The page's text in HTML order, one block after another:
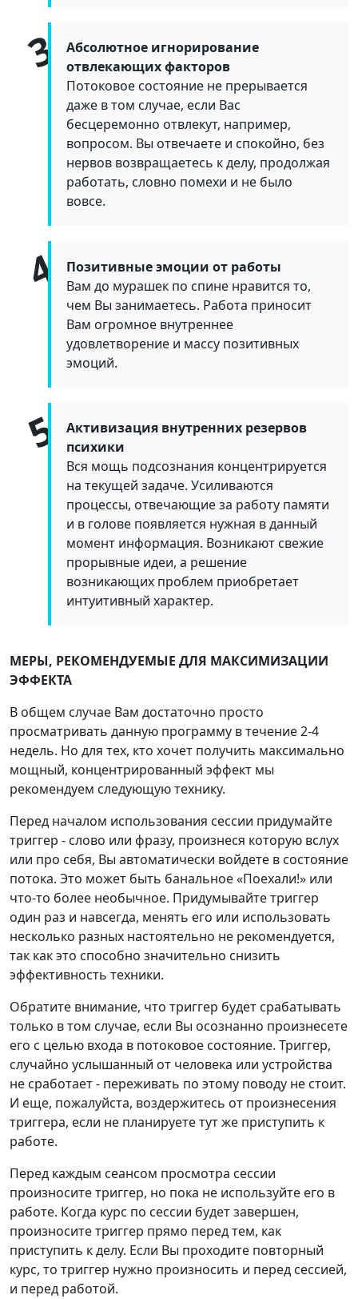
Абсолютное игнорирование
отвлекающих факторов
Потоковое состояние не прерывается
даже в том случае, если Вас
бесцеремонно отвлекут, например,
вопросом. Вы отвечаете и спокойно, без
нервов возвращаетесь к делу, продолжая
работать, словно помехи и не было
вовсе.
Позитивные эмоции от работы
Вам до мурашек по спине нравится то,
чем Вы занимаетесь. Работа приносит
Вам огромное внутреннее
удовлетворение и массу позитивных
эмоций.
Активизация внутренних резервов
психики
Вся мощь подсознания концентрируется
на текущей задаче. Усиливаются
процессы, отвечающие за работу памяти
и в голове появляется нужная в данный
момент информация. Возникают свежие
прорывные идеи, а решение
возникающих проблем приобретает
интуитивный характер.
МЕРЫ, РЕКОМЕНДУЕМЫЕ ДЛЯ МАКСИМИЗАЦИИ
ЭФФЕКТА
В общем случае Вам достаточно просто
просматривать данную программу в течение 2-4
недель. Но для тех, кто хочет получить максимально
мощный, концентрированный эффект мы
рекомендуем следующую технику.
Перед началом использования сессии придумайте
триггер - слово или фразу, произнеся которую вслух
или про себя, Вы автоматически войдете в состояние
потока. Это может быть банальное «Поехали!» или
что-то более необычное. Придумывайте триггер
один раз и навсегда, менять его или использовать
несколько разных настоятельно не рекомендуется,
так как это способно значительно снизить
эффективность техники.
Обратите внимание, что триггер будет срабатывать
только в том случае, если Вы осознанно произнесете
его с целью входа в потоковое состояние. Триггер,
случайно услышанный от человека или устройства
не сработает - переживать по этому поводу не стоит.
И еще, пожалуйста, воздержитесь от произнесения
триггера, если не планируете тут же приступить к
работе.
Перед каждым сеансом просмотра сессии
произносите триггер, но пока не используйте его в
работе. Когда курс по сессии будет завершен,
произносите триггер прямо перед тем, как
приступить к делу. Если Вы проходите повторный
курс, то триггер нужно произносить и перед сессией,
и перед работой.